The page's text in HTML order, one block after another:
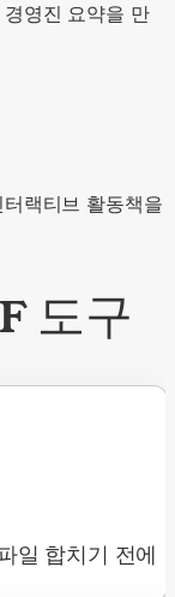
영진 요약을 만
랙티브 활동책을
도구
일 합치기 전에